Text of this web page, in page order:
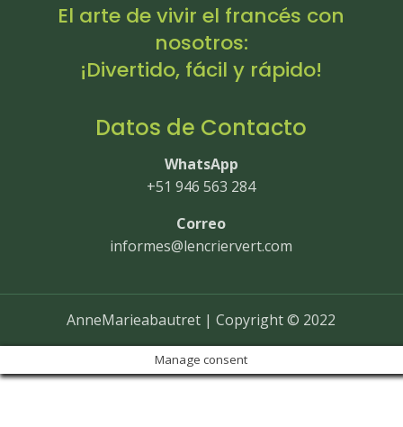
El arte de vivir el francés con
nosotros:
¡Divertido, fácil y rápido!
Datos de Contacto
WhatsApp
+51 946 563 284
Correo
informes@lencriervert.com
AnneMarieabautret | Copyright © 2022
Manage consent